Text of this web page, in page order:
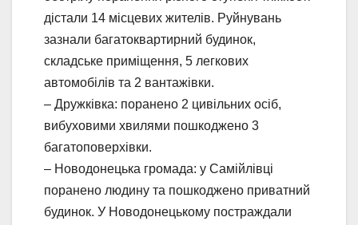
дістали 14 місцевих жителів. Руйнувань
зазнали багатоквартирний будинок,
складське приміщення, 5 легкових
автомобілів та 2 вантажівки.
– Дружківка: поранено 2 цивільних осіб,
вибуховими хвилями пошкоджено 3
багатоповерхівки.
– Новодонецька громада: у Самійлівці
поранено людину та пошкоджено приватний
будинок. У Новодонецькому постраждали